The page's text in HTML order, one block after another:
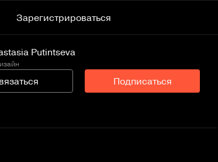
Зарегистрироваться
Putintseva
Подписаться